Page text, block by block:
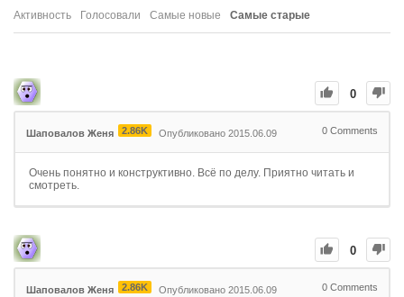
Активность Голосовали Самые новые Самые старые
0
Шаповалов Женя 2.86K Опубликовано 2015.06.09 0 Comments
Очень понятно и конструктивно. Всё по делу. Приятно читать и
смотреть.
0
Шаповалов Женя 2.86K Опубликовано 2015.06.09 0 Comments